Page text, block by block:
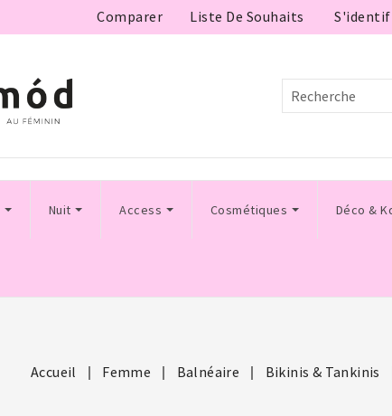
Comparer Liste De Souhaits
Nuit Access Cosmétiques Déco &
Accueil Femme Balnéaire Bikinis & Tankinis